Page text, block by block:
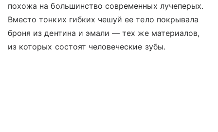
похожа на большинство современных лучеперых.
Вместо тонких гибких чешуй ее тело покрывала
броня из дентина и эмали — тех же материалов,
из которых состоят человеческие зубы.